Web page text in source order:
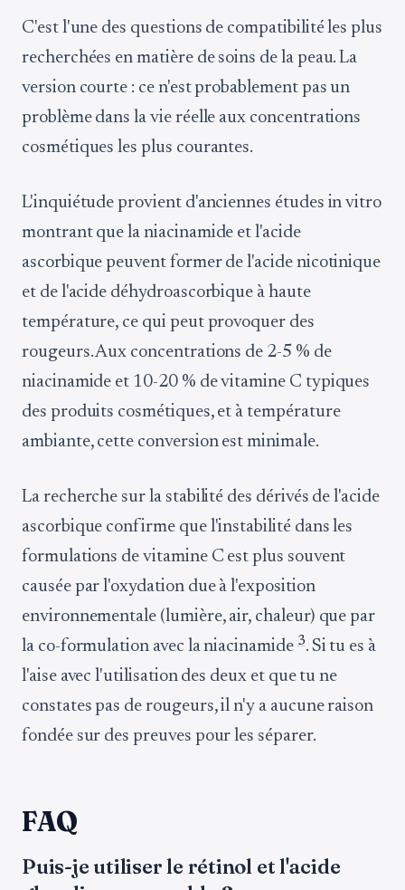
C'est l'une des questions de compatibilité les plus
recherchées en matière de soins de la peau. La
version courte : ce n'est probablement pas un
problème dans la vie réelle aux concentrations
cosmétiques les plus courantes.
L'inquiétude provient d'anciennes études in vitro
montrant que la niacinamide et l'acide
ascorbique peuvent former de l'acide nicotinique
et de l'acide déhydroascorbique à haute
température, ce qui peut provoquer des
rougeurs. Aux concentrations de 2-5 % de
niacinamide et 10-20 % de vitamine C typiques
des produits cosmétiques, et à température
ambiante, cette conversion est minimale.
La recherche sur la stabilité des dérivés de l'acide
ascorbique confirme que l'instabilité dans les
formulations de vitamine C est plus souvent
causée par l'oxydation due à l'exposition
environnementale (lumière, air, chaleur) que par
la co-formulation avec la niacinamide 3. Si tu es à
l'aise avec l'utilisation des deux et que tu ne
constates pas de rougeurs, il n'y a aucune raison
fondée sur des preuves pour les séparer.
FAQ
Puis-je utiliser le rétinol et l'acide